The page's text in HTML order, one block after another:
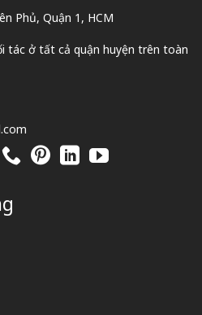
Phủ, Quận 1, HCM
tác ở tất cả quận huyện trên toàn